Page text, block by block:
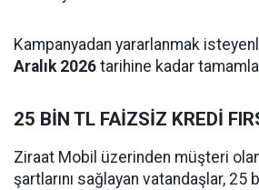
Kampanyadan yararlanmak
Aralık 2026 tarihine kadar
25 BİN TL FAİZSİZ KREDİ
Ziraat Mobil üzerinden müşteri
şartlarını sağlayan vatandaşlar, 25